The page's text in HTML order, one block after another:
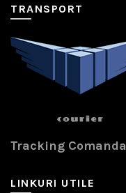
TRANSPORT
Tracking Comanda
LINKURI UTILE